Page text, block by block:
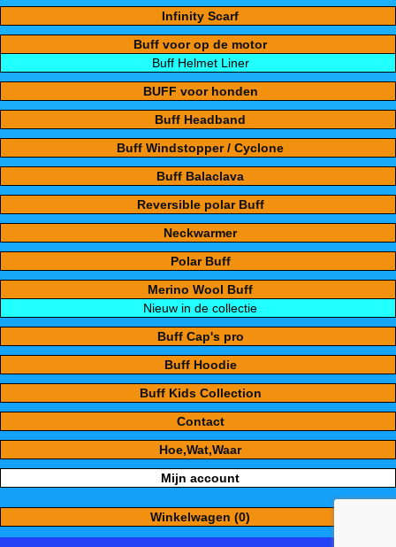
Infinity Scarf
Buff voor op de motor
Buff Helmet Liner
BUFF voor honden
Buff Headband
Buff Windstopper / Cyclone
Buff Balaclava
Reversible polar Buff
Neckwarmer
Polar Buff
Merino Wool Buff
Nieuw in de collectie
Buff Cap's pro
Buff Hoodie
Buff Kids Collection
Contact
Hoe,Wat,Waar
Mijn account
Winkelwagen (0)